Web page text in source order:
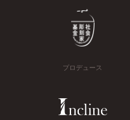
プロデュース